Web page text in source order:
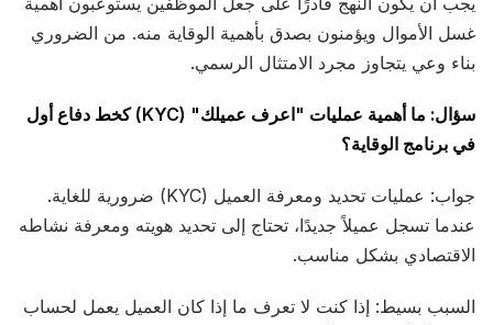
غسل الأموال ويؤمنون بصدق بأهمية الوقاية منه. من الضروري
بناء وعي يتجاوز مجرد الامتثال الرسمي.
سؤال: ما أهمية عمليات "اعرف عميلك" (KYC) كخط دفاع أول
في برنامج الوقاية؟
جواب: عمليات تحديد ومعرفة العميل (KYC) ضرورية للغاية.
عندما تسجل عميلاً جديدًا، تحتاج إلى تحديد هويته ومعرفة نشاطه
الاقتصادي بشكل مناسب.
السبب بسيط: إذا كنت لا تعرف ما إذا كان العميل يعمل لحساب